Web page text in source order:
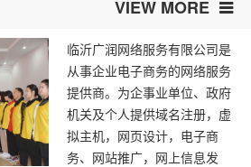
VIEW MORE
临沂广润网络服务有限公司是
从事企业电子商务的网络服务
提供商。为企事业单位、政府
机关及个人提供域名注册，虚
拟主机，网页设计，电子商
务、网站推广，网上信息发